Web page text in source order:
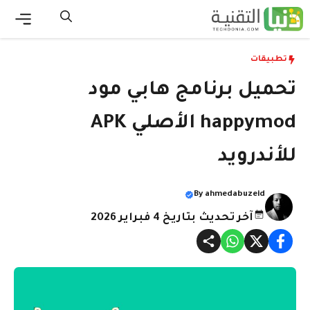
انتقل
إلى
تطبيقات
تحميل برنامج هابي مود
happymod الأصلي APK
للأندرويد
By ahmedabuzeid
آخر تحديث بتاريخ 4 فبراير 2026